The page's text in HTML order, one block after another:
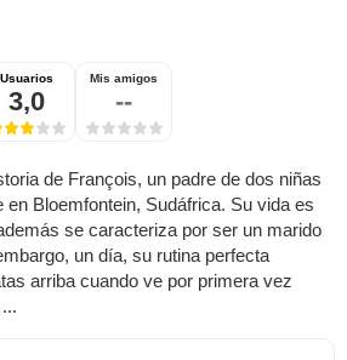
Usuarios
3,0
Mis amigos
--
de François, un padre de dos niñas
en Bloemfontein, Sudáfrica. Su vida es
se caracteriza por ser un marido
un día, su rutina perfecta
arriba cuando ve por primera vez